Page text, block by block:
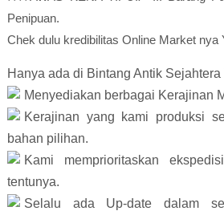
Penipuan.
Chek dulu kredibilitas Online Market nya
Hanya ada di Bintang Antik
Menyediakan berbagai Kerajinan
Kerajinan yang kami produksi
bahan pilihan.
Kami memprioritaskan
tentunya.
Selalu ada Up-date dalam